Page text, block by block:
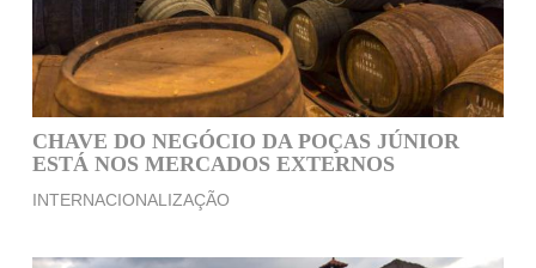
CHAVE DO NEGÓCIO DA POÇAS JÚNIOR
ESTÁ NOS MERCADOS EXTERNOS
INTERNACIONALIZAÇÃO